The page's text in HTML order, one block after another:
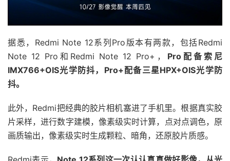
据悉，Redmi Note 12系列Pro版本有两款，包括Redmi
Note 12 Pro和Redmi Note 12 Pro+， Pro配备索尼
IMX766+OIS光学防抖，Pro+配备三星HPX+OIS光学防
抖。
此外，Redmi把经典的胶片相机塞进了手机里。根据真实胶
片采样，进行数字建模，像素级实时计算，点对点调色，原
画质输出，像素级实时生成颗粒、暗角，还原胶片质感。